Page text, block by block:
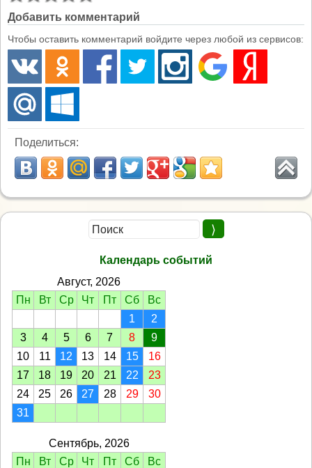
Добавить комментарий
Чтобы оставить комментарий войдите через любой из сервисов:
Поделиться:
Календарь событий
Август, 2026
Пн
Вт Ср Чт Пт Сб
Вс
1
2
3
4 5 6 7 8
9
10
11 12 13 14 15
16
17
18 19 20 21 22
23
24
25 26 27 28 29
30
31
Сентябрь, 2026
Пн
Вт Ср Чт Пт Сб
Вс